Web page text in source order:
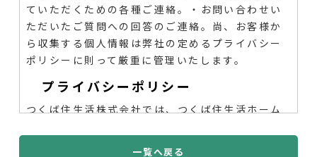
ていただくための各種ご連絡。
・お問い合わせい
ただいたご質問への回答のご連絡。尚、お客様か
ら収集する個人情報は弊社の定めるプライバシー
ポリシーに則って厳重に管理いたします。
プライバシーポリシー
つくば住生活株式会社では、つくば住生活ホーム
一覧へ戻る